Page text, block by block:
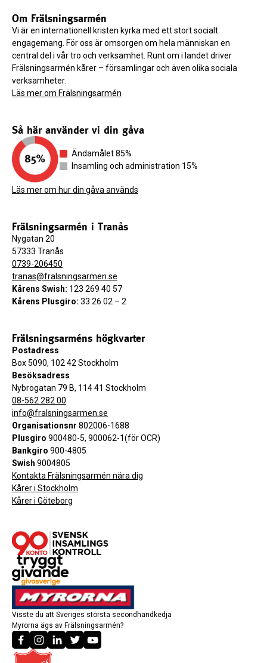
Om Frälsningsarmén
Vi är en internationell kristen kyrka med ett stort socialt
engagemang. För oss är omsorgen om hela människan en
central del i vår tro och verksamhet. Runt om i landet driver
Frälsningsarmén kårer – församlingar och även olika sociala
verksamheter.
Läs mer om Frälsningsarmén
Så här använder vi din gåva
Ändamålet 85%
Insamling och administration 15%
Läs mer om hur din gåva används
Frälsningsarmén i Tranås
Nygatan 20
57333 Tranås
0739-206450
tranas@fralsningsarmen.se
Kårens Swish: 123 269 40 57
Kårens Plusgiro: 33 26 02 – 2
Frälsningsarméns högkvarter
Postadress
Box 5090, 102 42 Stockholm
Besöksadress
Nybrogatan 79 B, 114 41 Stockholm
08-562 282 00
info@fralsningsarmen.se
Organisationsnr 802006-1688
Plusgiro 900480-5, 900062-1(för OCR)
Bankgiro 900-4805
Swish 9004805
Kontakta Frälsningsarmén nära dig
Kårer i Stockholm
Kårer i Göteborg
Visste du att Sveriges största secondhandkedja
Myrorna ägs av Frälsningsarmén?